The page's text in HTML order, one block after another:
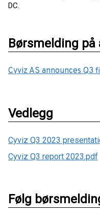
DC.
Børsmelding
Cyviz AS announces Q3
Vedlegg
Cyviz Q3 2023
Cyviz Q3 report 2023.pdf
Følg